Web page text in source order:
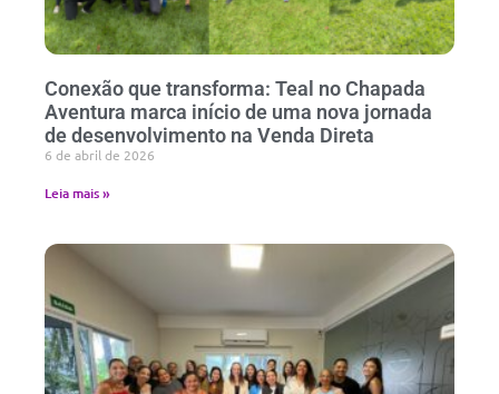
Conexão que transforma: Teal no Chapada
Aventura marca início de uma nova jornada
de desenvolvimento na Venda Direta
6 de abril de 2026
Leia mais »